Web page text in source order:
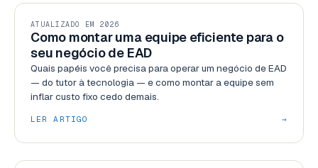
GESTÃO
ATUALIZADO EM 2026
Como montar uma equipe eficiente para o
seu negócio de EAD
Quais papéis você precisa para operar um negócio de EAD
— do tutor à tecnologia — e como montar a equipe sem
inflar custo fixo cedo demais.
LER ARTIGO →